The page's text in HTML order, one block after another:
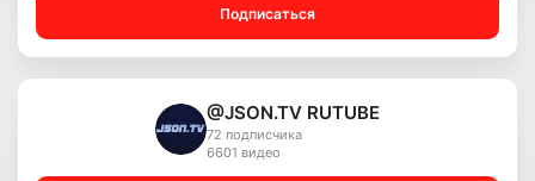
Подписаться
@JSON.TV RUTUBE
72 подписчика
6601 видео